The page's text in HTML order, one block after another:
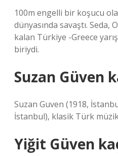
100m engelli bir koşucu
dünyasında savaştı. Seda,
kalan Türkiye -Greece
biriydi.
Suzan Güven
Suzan Guven (1918,
İstanbul), klasik Türk müzik
Yiğit Güven